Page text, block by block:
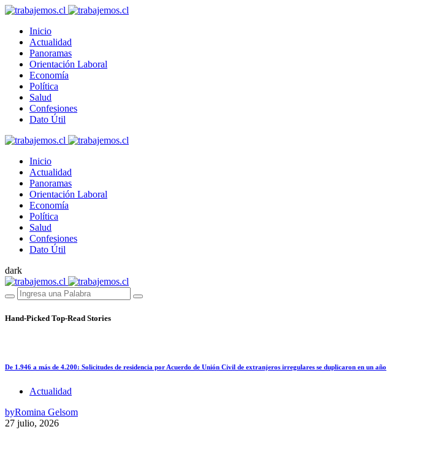
Inicio
Actualidad
Panoramas
Orientación Laboral
Economía
Política
Salud
Confesiones
Dato Útil
Inicio
Actualidad
Panoramas
Orientación Laboral
Economía
Política
Salud
Confesiones
Dato Útil
dark
Hand-Picked Top-Read Stories
De 1.946 a más de 4.200: Solicitudes de residencia por Acuerdo de Unión Civil de extranjeros irregulares se duplicaron en un año
Actualidad
byRomina Gelsom
27 julio, 2026